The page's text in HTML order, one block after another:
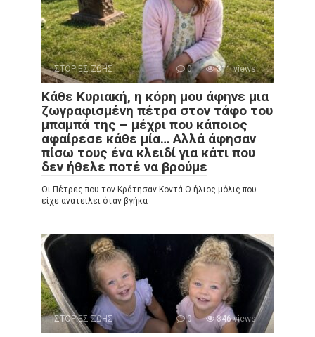
ΙΣΤΟΡΙΕΣ ΖΩΗΣ 0 311 views
Κάθε Κυριακή, η κόρη μου άφηνε μια
ζωγραφισμένη πέτρα στον τάφο του
μπαμπά της – μέχρι που κάποιος
αφαίρεσε κάθε μία… Αλλά άφησαν
πίσω τους ένα κλειδί για κάτι που
δεν ήθελε ποτέ να βρούμε
Οι Πέτρες που τον Κράτησαν Κοντά Ο ήλιος μόλις που
είχε ανατείλει όταν βγήκα
ΙΣΤΟΡΙΕΣ ΖΩΗΣ 0 846 views